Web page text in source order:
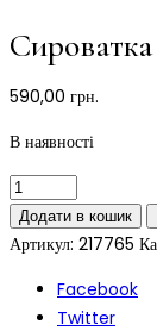
590,00 грн.
В наявності
Додати в кошик
Артикул: 217765
Facebook
Twitter